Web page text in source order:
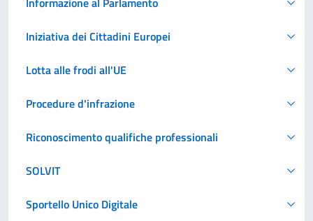
Iniziativa dei Cittadini Europei
Lotta alle frodi all'UE
Procedure d'infrazione
Riconoscimento qualifiche professionali
SOLVIT
Sportello Unico Digitale